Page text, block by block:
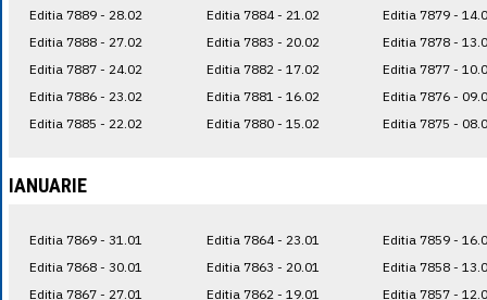
Editia 7889 - 28.02
Editia 7888 - 27.02
Editia 7887 - 24.02
Editia 7886 - 23.02
Editia 7885 - 22.02
Editia 7884 - 21.02
Editia 7883 - 20.02
Editia 7882 - 17.02
Editia 7881 - 16.02
Editia 7880 - 15.02
Editia 7879 -
Editia 7878 -
Editia 7877 -
Editia 7876 -
Editia 7875 -
IANUARIE
Editia 7869 - 31.01
Editia 7868 - 30.01
Editia 7867 - 27.01
Editia 7864 - 23.01
Editia 7863 - 20.01
Editia 7862 - 19.01
Editia 7859 -
Editia 7858 -
Editia 7857 -